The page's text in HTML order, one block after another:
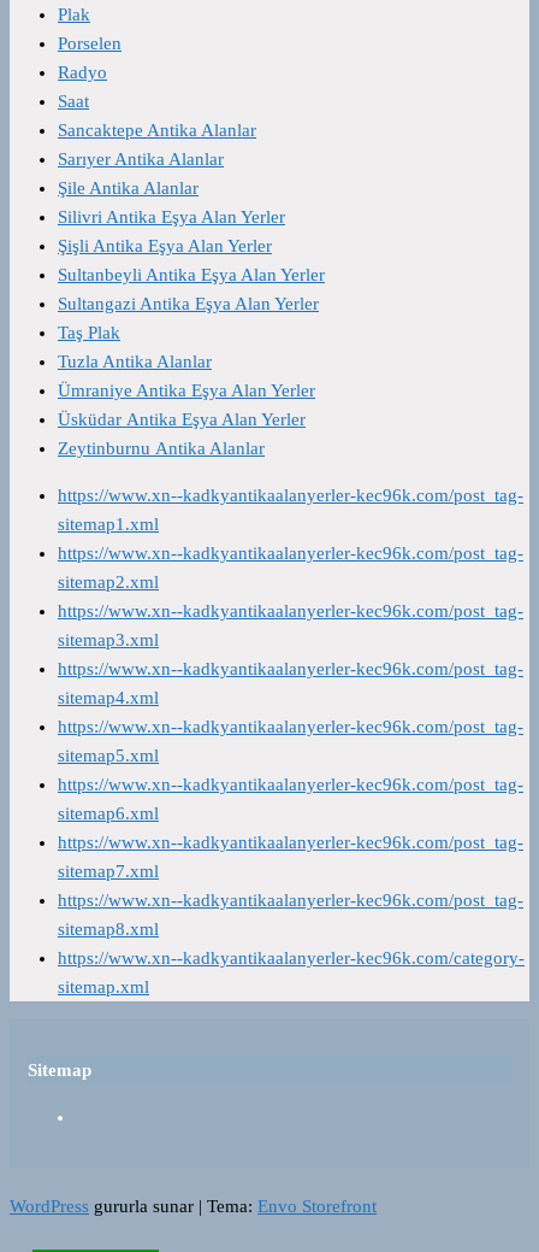
Plak
Porselen
Radyo
Saat
Sancaktepe Antika Alanlar
Sarıyer Antika Alanlar
Şile Antika Alanlar
Silivri Antika Eşya Alan Yerler
Şişli Antika Eşya Alan Yerler
Sultanbeyli Antika Eşya Alan Yerler
Sultangazi Antika Eşya Alan Yerler
Taş Plak
Tuzla Antika Alanlar
Ümraniye Antika Eşya Alan Yerler
Üsküdar Antika Eşya Alan Yerler
Zeytinburnu Antika Alanlar
https://www.xn--kadkyantikaalanyerler-kec96k.com/post_tag-
sitemap1.xml
https://www.xn--kadkyantikaalanyerler-kec96k.com/post_tag-
sitemap2.xml
https://www.xn--kadkyantikaalanyerler-kec96k.com/post_tag-
sitemap3.xml
https://www.xn--kadkyantikaalanyerler-kec96k.com/post_tag-
sitemap4.xml
https://www.xn--kadkyantikaalanyerler-kec96k.com/post_tag-
sitemap5.xml
https://www.xn--kadkyantikaalanyerler-kec96k.com/post_tag-
sitemap6.xml
https://www.xn--kadkyantikaalanyerler-kec96k.com/post_tag-
sitemap7.xml
https://www.xn--kadkyantikaalanyerler-kec96k.com/post_tag-
sitemap8.xml
https://www.xn--kadkyantikaalanyerler-kec96k.com/category-
sitemap.xml
Sitemap
WordPress gururla sunar | Tema: Envo Storefront